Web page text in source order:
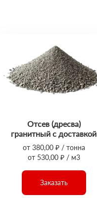
Отсев (дресва)
гранитный с доставкой
от 380,00 ₽ / тонна
от 530,00 ₽ / м3
Заказать